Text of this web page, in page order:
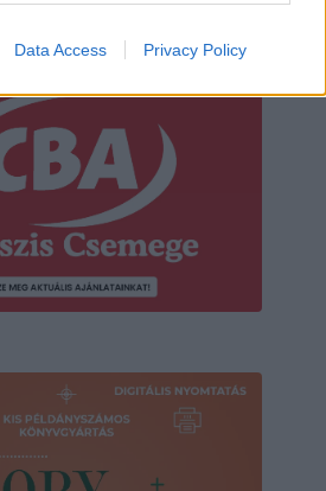
Data Access Privacy Policy